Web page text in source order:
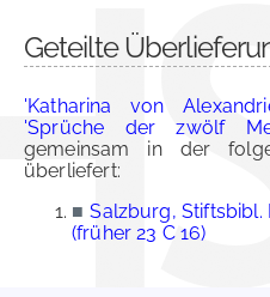
Geteilte
'Katharina von
'Sprüche der zwölf
gemeinsam in der
überliefert:
■ Salzburg, Stiftsbibl.
(früher 23 C 16)